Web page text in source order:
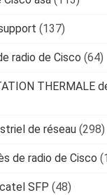
(137)
radio de Cisco (64)
THERMALE
de réseau (298)
de radio de Cisco
SFP (48)